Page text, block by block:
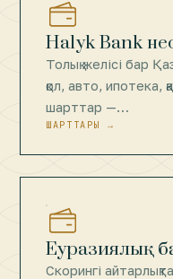
Halyk Bank
Толық желісі бар
қол, авто, ипотека,
шарттар —…
ШАРТТАРЫ →
Еуразиялық
Скорингі